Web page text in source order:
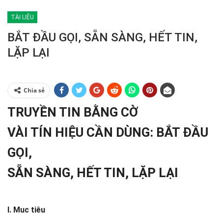
TÀI LIỆU
BẮT ĐẦU GỌI, SẴN SÀNG, HẾT TIN,
LẶP LẠI
Chia sẻ
TRUYỀN TIN BẰNG CỜ
VÀI TÍN HIỆU CẦN DÙNG: BẮT ĐẦU
GỌI,
SẴN SÀNG, HẾT TIN, LẶP LẠI
I. Mục tiêu